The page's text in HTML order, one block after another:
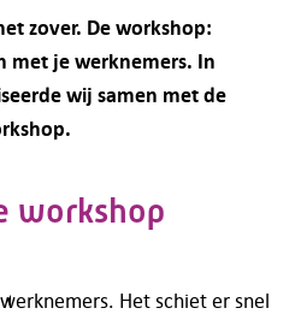
zover. De workshop:
met je werknemers. In
wij samen met de
workshop
Het schiet er snel